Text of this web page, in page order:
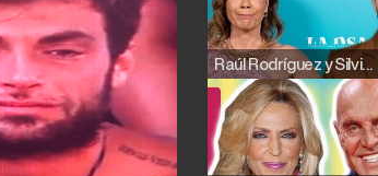
Raúl Rodríguez y Silvia Taulés nos cuentan su papel en 'La familia de la tele'